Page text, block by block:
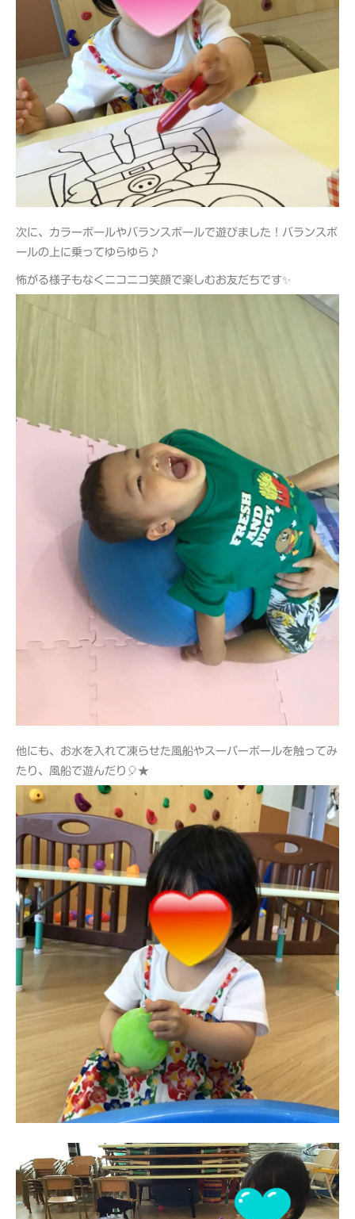
次に、カラーボールやバランスボールで遊びました！バランスボ
ールの上に乗ってゆらゆら♪
怖がる様子もなくニコニコ笑顔で楽しむお友だちです✨
他にも、お水を入れて凍らせた風船やスーパーボールを触ってみ
たり、風船で遊んだり🎈★